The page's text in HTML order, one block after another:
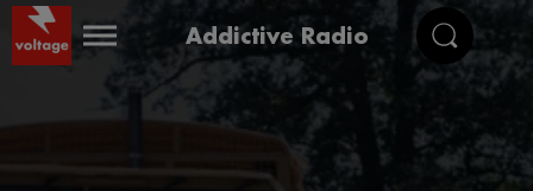
Addictive Radio